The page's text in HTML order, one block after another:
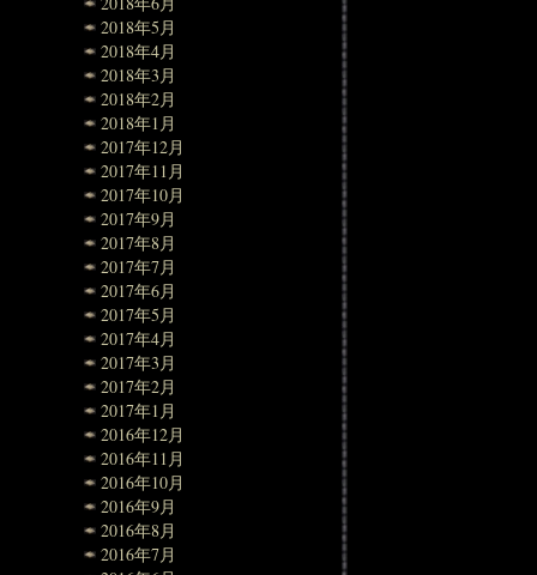
2018年5月
2018年4月
2018年3月
2018年2月
2018年1月
2017年12月
2017年11月
2017年10月
2017年9月
2017年8月
2017年7月
2017年6月
2017年5月
2017年4月
2017年3月
2017年2月
2017年1月
2016年12月
2016年11月
2016年10月
2016年9月
2016年8月
2016年7月